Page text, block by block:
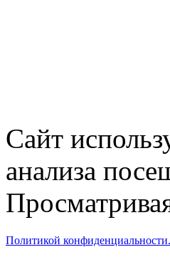
Сайт
анализа
Политикой конфиденциальности.